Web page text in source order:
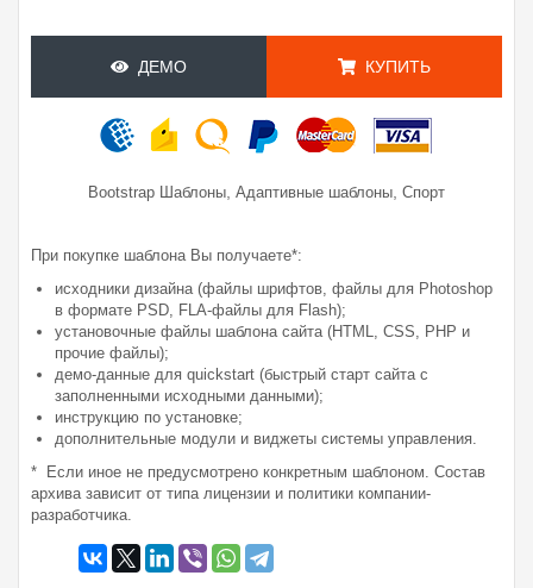
ДЕМО КУПИТЬ
Bootstrap Шаблоны, Адаптивные шаблоны, Спорт
При покупке шаблона Вы получаете*:
исходники дизайна (файлы шрифтов, файлы для Photoshop
в формате PSD, FLA-файлы для Flash);
установочные файлы шаблона сайта (HTML, CSS, PHP и
прочие файлы);
демо-данные для quickstart (быстрый старт сайта с
заполненными исходными данными);
инструкцию по установке;
дополнительные модули и виджеты системы управления.
* Если иное не предусмотрено конкретным шаблоном. Состав
архива зависит от типа лицензии и политики компании-
разработчика.